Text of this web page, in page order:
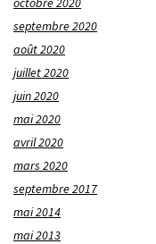
septembre 2020
août 2020
juillet 2020
juin 2020
mai 2020
avril 2020
mars 2020
septembre 2017
mai 2014
mai 2013